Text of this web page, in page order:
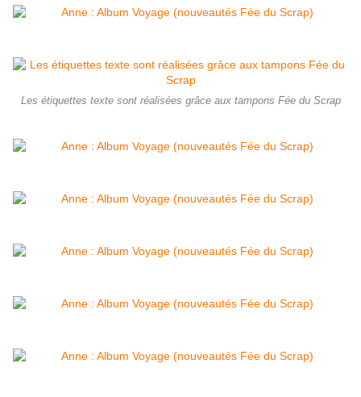
Les étiquettes texte sont réalisées grâce aux tampons Fée du Scrap